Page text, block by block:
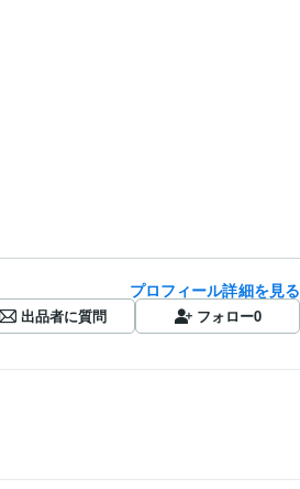
プロフィール詳細を見る
出品者に質問 フォロー0